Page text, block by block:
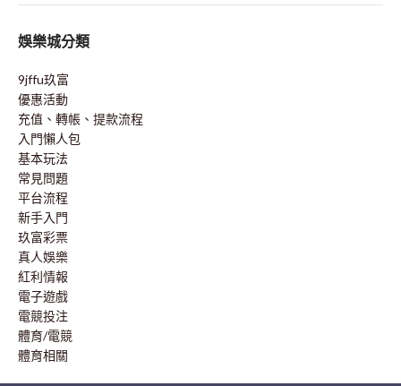
娛樂城分類
9jffu玖富
優惠活動
充值、轉帳、提款流程
入門懶人包
基本玩法
常見問題
平台流程
新手入門
玖富彩票
真人娛樂
紅利情報
電子遊戲
電競投注
體育/電競
體育相關